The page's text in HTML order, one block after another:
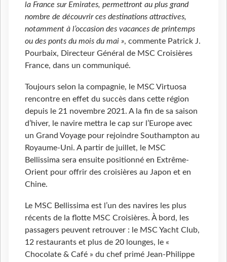
la France sur Emirates, permettront au plus grand
nombre de découvrir ces destinations attractives,
notamment à l’occasion des vacances de printemps
ou des ponts du mois du mai », commente Patrick J.
Pourbaix, Directeur Général de MSC Croisières
France, dans un communiqué.
Toujours selon la compagnie, le MSC Virtuosa
rencontre en effet du succès dans cette région
depuis le 21 novembre 2021. A la fin de sa saison
d’hiver, le navire mettra le cap sur l’Europe avec
un Grand Voyage pour rejoindre Southampton au
Royaume-Uni. A partir de juillet, le MSC
Bellissima sera ensuite positionné en Extrême-
Orient pour offrir des croisières au Japon et en
Chine.
Le MSC Bellissima est l’un des navires les plus
récents de la flotte MSC Croisières. À bord, les
passagers peuvent retrouver : le MSC Yacht Club,
12 restaurants et plus de 20 lounges, le «
Chocolate & Café » du chef primé Jean-Philippe